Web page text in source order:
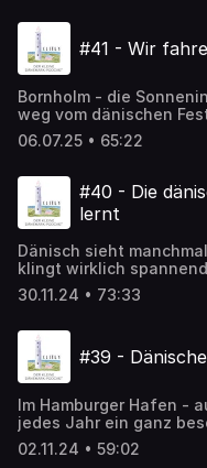
östlichsten Punkt
mit dem Schiff nach
und erkunden die Insel.
#41 - Wir
Bornholm - die
weg vom dänischen
erwartet auf dieser
gleichzeitig doch so
machen mit Werner
Schnall dich an, steig
Bornholm.
06.07.25 • 65:22
#40 - Die
lernt
Dänisch sieht
klingt wirklich
die sechs Millionen
Und wie lernt man sie
begeben wir uns mit
Spurensuche in
Sprachreise und triff
30.11.24 • 73:33
#39 -
Im Hamburger Hafen -
jedes Jahr ein ganz
dänischer Tradition. In
dänischen Braumeister
02.11.24 • 59:02